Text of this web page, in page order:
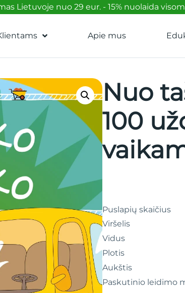
Lietuvoje nuo 29 eur. - 15% nuolaida
Apie mus
Nuo
100
Puslapių skaičius
Viršelis
Vidus
Plotis
Aukštis
Paskutinio leidimo